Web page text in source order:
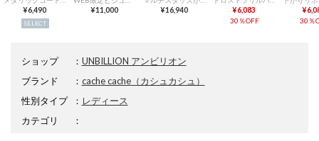
¥6,490
SELECT
¥11,000
¥16,940
¥6,083
30％OFF
30％
ショップ ： UNBILLION アンビリオン
ブランド
： cache cache（カシュカシュ）
性別タイプ
： レディース
カテゴリ
：